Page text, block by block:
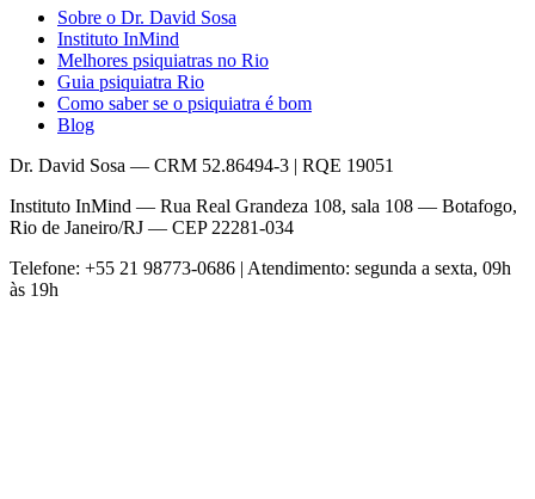
Sobre o Dr. David Sosa
Instituto InMind
Melhores psiquiatras no Rio
Guia psiquiatra Rio
Como saber se o psiquiatra é bom
Blog
Dr. David Sosa — CRM 52.86494-3 | RQE 19051
Instituto InMind — Rua Real Grandeza 108, sala 108 — Botafogo,
Rio de Janeiro/RJ — CEP 22281-034
Telefone: +55 21 98773-0686 | Atendimento: segunda a sexta, 09h
às 19h